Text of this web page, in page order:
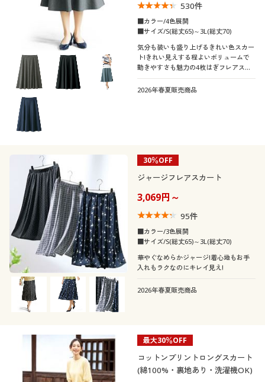
寝具・ベッド
カーテン・ラグ・ファブリック
美容・健康・サプリメント
制服・スクールすべて
制服・学生服
ジュニア・ティーンズ下着
大きいサイズ
大きいサイズ通販すべて
大きいサイズ レディース服
大きいサイズ レディース下着
大きいサイズ メンズ
大きいサイズ 事務・制服
バーゲン
バーゲンセール
シークレットセール
詳細検索
商品カテゴリ一覧
カタログ・チラシからのご注文
デジタルカタログ
カタログ無料プレゼント
会員メニュー
マイページ
閲覧履歴
レディースサ
S LL 3L 4L
5L
カラー
こだわり条件
で絞り込む
柄・デザイン
無地 スリット
花柄 チェック
ストライプ プリーツ
素材
コットン・綿100 ナイロン
レース
フリース
機能・特徴
ウォッシャブル(洗
える)
吸汗速乾
オフィス
テイスト
フェミニン カジュアル
エレガント ナチュラル
レギュラー ゆったり
年代
530件
■カラー/4色展開
■サイズ/S(総丈65)～3L(総丈70)
気分も装いも盛り上げるきれい色スカー
ト!きれい見えする程よいボリュームで
動きやすさも魅力の4枚はぎフレアスカ
ートは2丈から自分好みの丈をチョイス
いただけます。
2026年春夏販売商品
30％OFF
ジャージフレアスカート
3,069円～
95件
■カラー/3色展開
■サイズ/S(総丈65)～3L(総丈70)
華やぐなめらかジャージ!着心地もお手
入れもラクなのにキレイ見え!
2026年春夏販売商品
最大30％OFF
コットンプリントロングスカート
(綿100%・裏地あり・洗濯機OK)